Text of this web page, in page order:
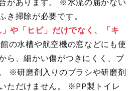
き掃除が必要です。
や「ヒビ」だけでなく、「キ
の水槽や航空機の窓などにも使
ら、細かい傷がつきにくく、ブ
※研磨剤入りのブラシや研磨剤
ただけません。
※PP製トイレ